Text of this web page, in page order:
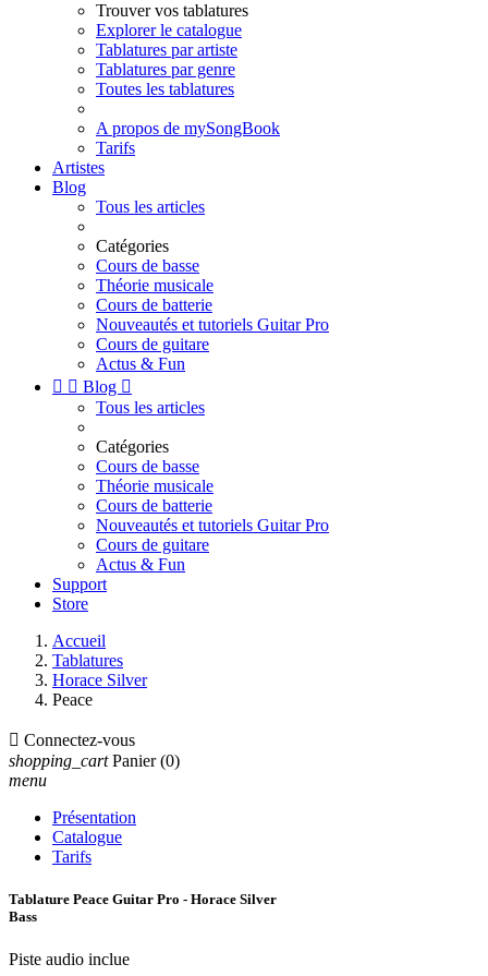
Trouver vos tablatures
Explorer le catalogue
Tablatures par artiste
Tablatures par genre
Toutes les tablatures
A propos de mySongBook
Tarifs
Artistes
Blog
Tous les articles
Catégories
Cours de basse
Théorie musicale
Cours de batterie
Nouveautés et tutoriels Guitar Pro
Cours de guitare
Actus & Fun
  Blog 
Tous les articles
Catégories
Cours de basse
Théorie musicale
Cours de batterie
Nouveautés et tutoriels Guitar Pro
Cours de guitare
Actus & Fun
Support
Store
Accueil
Tablatures
Horace Silver
Peace
 Connectez-vous
shopping_cart Panier (0)
menu
Présentation
Catalogue
Tarifs
Tablature Peace Guitar Pro - Horace Silver
Bass
Piste audio inclue